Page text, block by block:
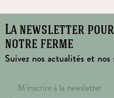
La newsletter
notre ferme
Suivez nos actualités et